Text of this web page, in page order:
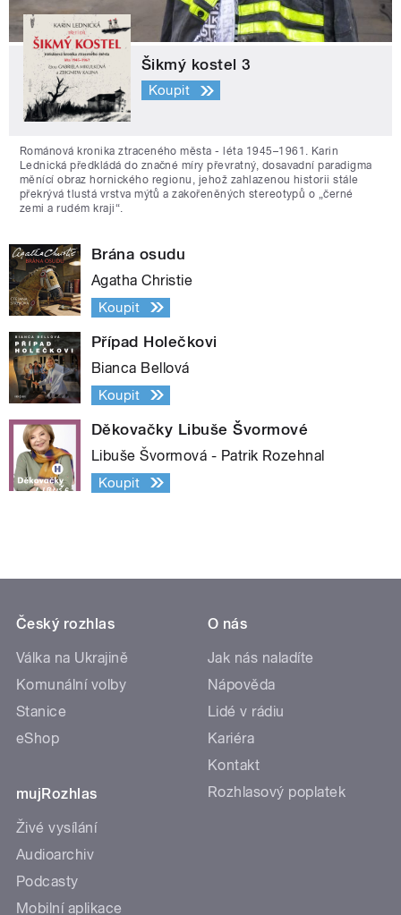
Šikmý kostel 3
Koupit
Románová kronika ztraceného města - léta 1945–1961. Karin
Lednická předkládá do značné míry převratný, dosavadní paradigma
měnící obraz hornického regionu, jehož zahlazenou historii stále
překrývá tlustá vrstva mýtů a zakořeněných stereotypů o „černé
zemi a rudém kraji“.
Brána osudu
Agatha Christie
Koupit
Případ Holečkovi
Bianca Bellová
Koupit
Děkovačky Libuše Švormové
Libuše Švormová - Patrik Rozehnal
Koupit
Český rozhlas
Válka na Ukrajině
Komunální volby
Stanice
eShop
mujRozhlas
Živé vysílání
Audioarchiv
Podcasty
Mobilní aplikace
O nás
Jak nás naladíte
Nápověda
Lidé v rádiu
Kariéra
Kontakt
Rozhlasový poplatek